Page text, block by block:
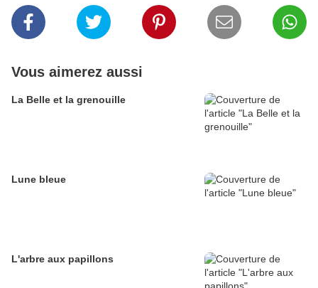
Vous aimerez aussi
La Belle et la grenouille
Lune bleue
L'arbre aux papillons